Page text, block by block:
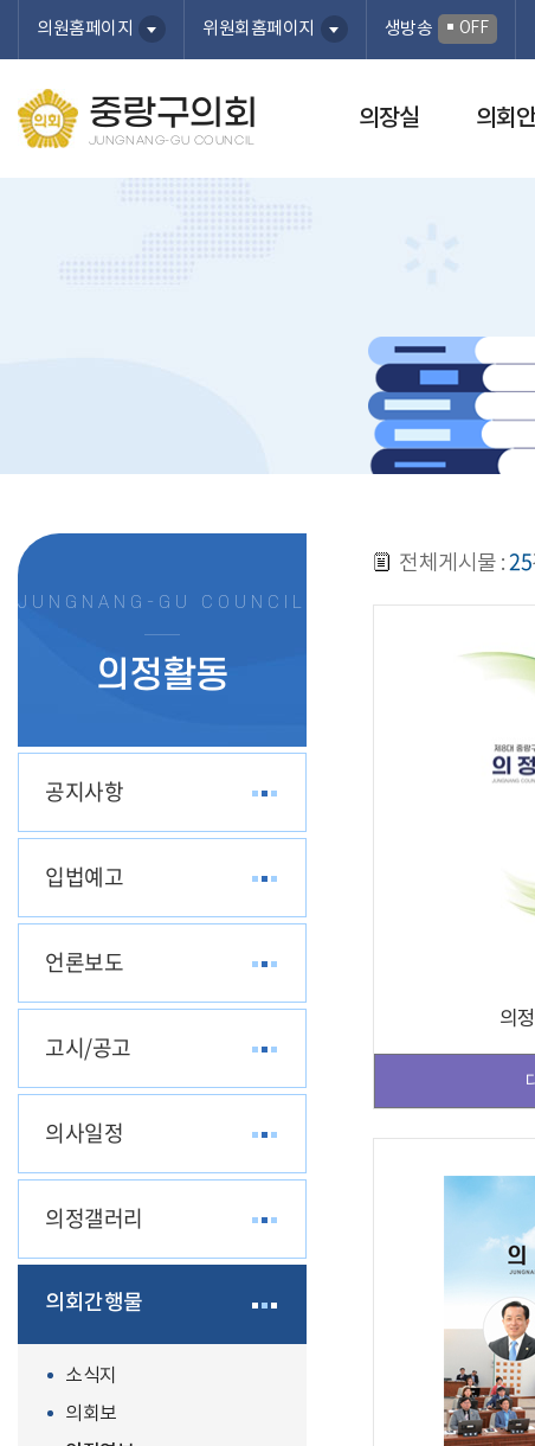
의원홈페이지 위원회홈페이지 생방송 OFF
중랑구의회
JUNGNANG-GU COUNCIL
의장실 의회
JUNGNANG-GU COUNCIL
의정활동
공지사항
입법예고
언론보도
고시/공고
의사일정
의정갤러리
의회간행물
소식지
의회보
전체게시물 :25
의